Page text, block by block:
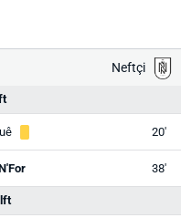
Neftçi
20'
38'